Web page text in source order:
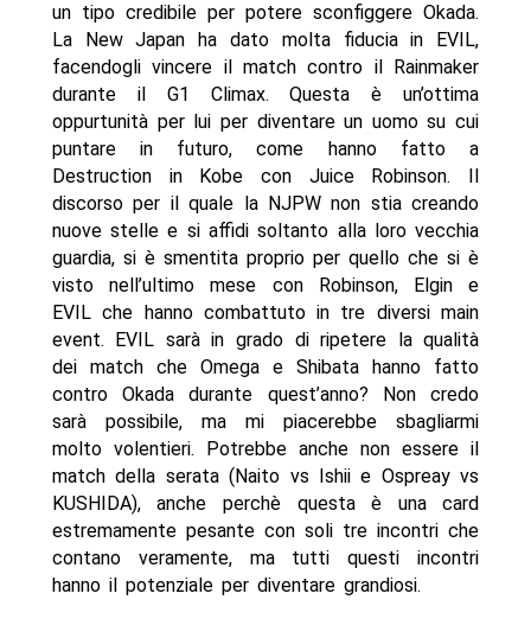
un tipo credibile per potere sconfiggere Okada.
La New Japan ha dato molta fiducia in EVIL,
facendogli vincere il match contro il Rainmaker
durante il G1 Climax. Questa è un’ottima
oppurtunità per lui per diventare un uomo su cui
puntare in futuro, come hanno fatto a
Destruction in Kobe con Juice Robinson. Il
discorso per il quale la NJPW non stia creando
nuove stelle e si affidi soltanto alla loro vecchia
guardia, si è smentita proprio per quello che si è
visto nell’ultimo mese con Robinson, Elgin e
EVIL che hanno combattuto in tre diversi main
event. EVIL sarà in grado di ripetere la qualità
dei match che Omega e Shibata hanno fatto
contro Okada durante quest’anno? Non credo
sarà possibile, ma mi piacerebbe sbagliarmi
molto volentieri. Potrebbe anche non essere il
match della serata (Naito vs Ishii e Ospreay vs
KUSHIDA), anche perchè questa è una card
estremamente pesante con soli tre incontri che
contano veramente, ma tutti questi incontri
hanno il potenziale per diventare grandiosi.